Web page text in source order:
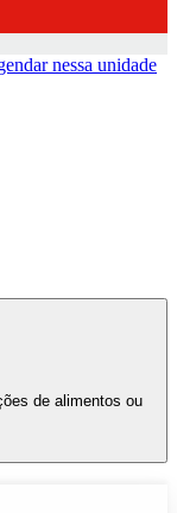
nessa unidade
de alimentos ou